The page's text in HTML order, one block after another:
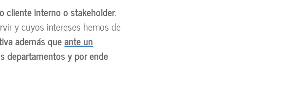
cliente interno o stakeholder.
y cuyos intereses hemos de
además queante un
departamentos y por ende